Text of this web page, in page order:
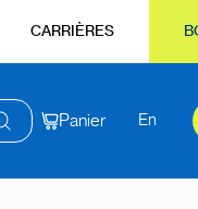
CARRIÈRES
Panier En